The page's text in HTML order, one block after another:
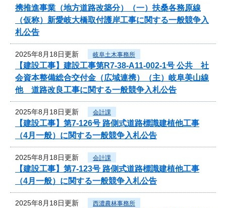
携推進事業（地方道路改築分）（一）扶桑各務原線
（仮称）新愛岐大橋取付護岸工事に関する一般競争入
札公告
2025年8月18日更新 岐阜土木事務所
【建設工事】建設工事第R7-38-A11-002-1号 公共 社
会資本整備総合交付金（広域連携）（主）岐阜美山線
他 道路改良工事に関する一般競争入札公告
2025年8月18日更新 会計課
【建設工事】第7-126号 路側式道路標識建植他工事
（4月一般）に関する一般競争入札公告
2025年8月18日更新 会計課
【建設工事】第7-123号 路側式道路標識建植他工事
（4月一般）に関する一般競争入札公告
2025年8月18日更新 西濃農林事務所